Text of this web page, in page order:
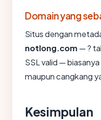
Domain yang
Situs dengan
notlong.com — ?
SSL valid —
maupun cangkang
Kesimpulan